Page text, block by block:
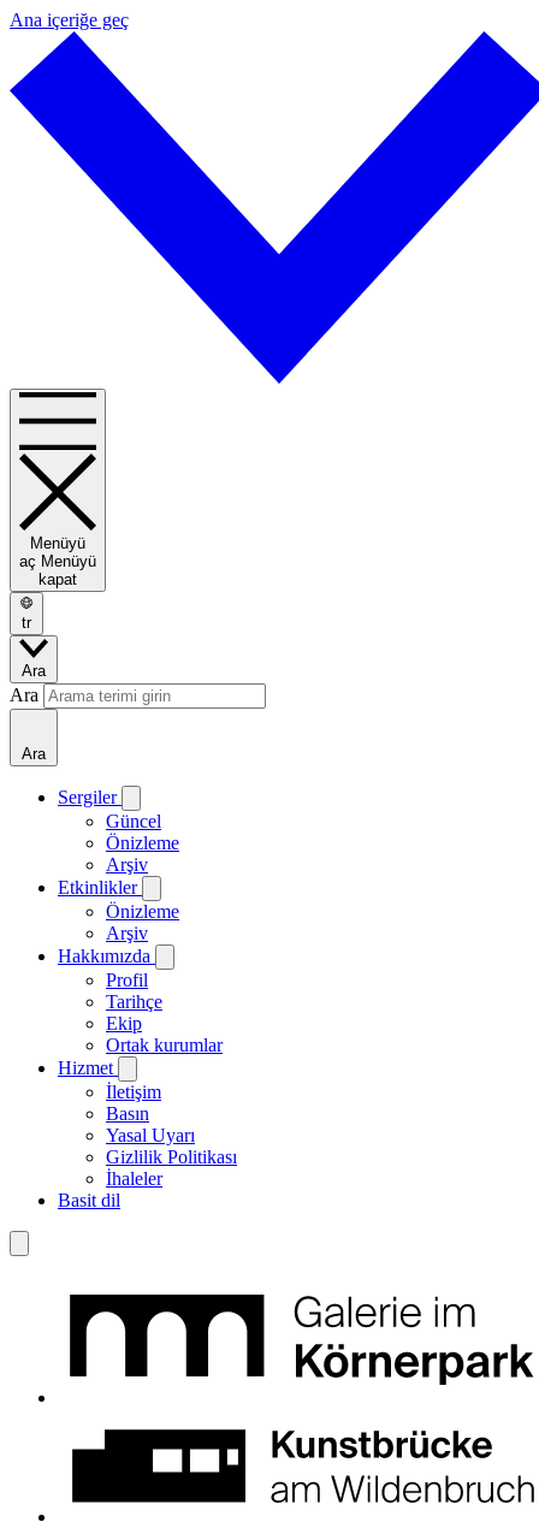
Ana içeriğe geç
Menüyü
aç Menüyü
kapat
tr
Ara
Ara
Ara
Sergiler
Güncel
Önizleme
Arşiv
Etkinlikler
Önizleme
Arşiv
Hakkımızda
Profil
Tarihçe
Ekip
Ortak kurumlar
Hizmet
İletişim
Basın
Yasal Uyarı
Gizlilik Politikası
İhaleler
Basit dil